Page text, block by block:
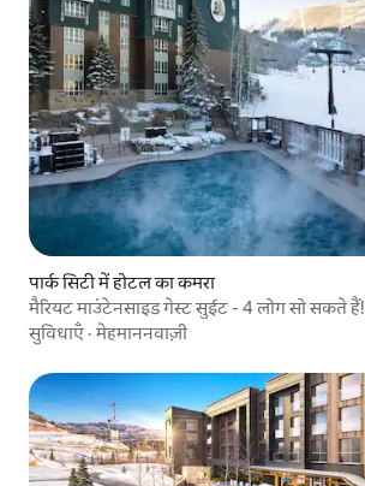
पार्क सिटी में होटल का कमरा
मैरियट माउंटेनसाइड गेस्ट सुईट - 4 लोग सो सकते हैं!
सुविधाएँ ·मेहमाननवाज़ी